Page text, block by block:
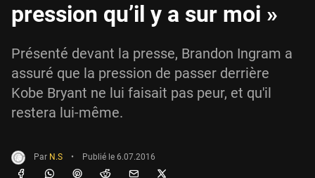
pression qu’il y a sur moi »
Présenté devant la presse, Brandon Ingram a
assuré que la pression de passer derrière
Kobe Bryant ne lui faisait pas peur, et qu'il
restera lui-même.
Par N.S • Publié le 6.07.2016